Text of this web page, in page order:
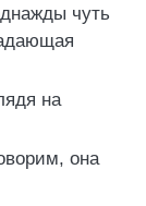
чуть
на
она